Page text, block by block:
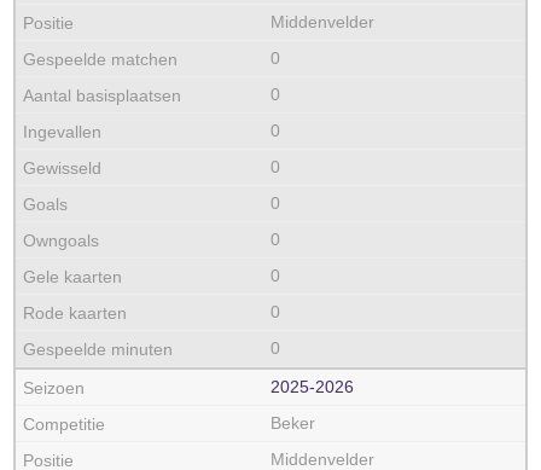
Middenvelder
0
0
0
0
0
0
0
0
0
2025‑2026
Beker
Middenvelder